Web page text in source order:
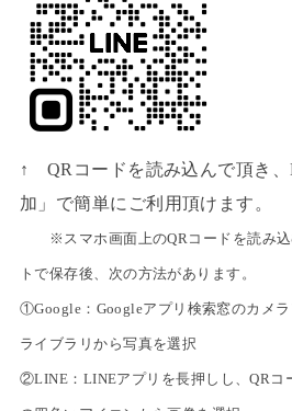
↑ QRコードを読み込んで頂き
加」で簡単にご利用頂けます。
※スマホ画面上のQRコードを読み込
トで保存後、次の方法があります。
①Google：Googleアプリ検索窓のカメ
ライブラリから写真を選択
②LINE：LINEアプリを長押しし、QRコ